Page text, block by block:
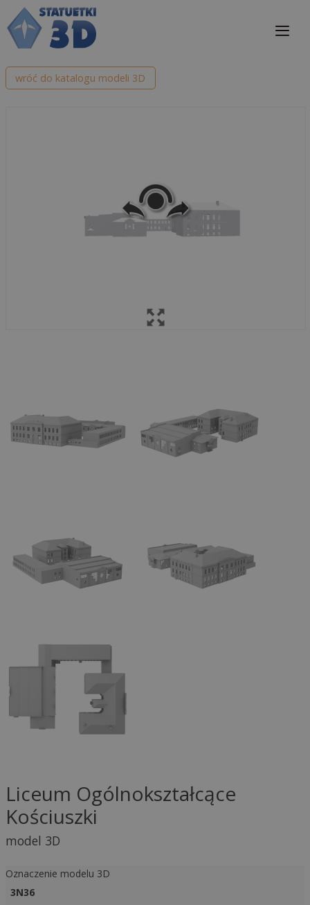
Przejdź
do
treści
wróć do katalogu modeli 3D
Liceum Ogólnokształcące
Kościuszki
model 3D
Oznaczenie modelu 3D
3N36